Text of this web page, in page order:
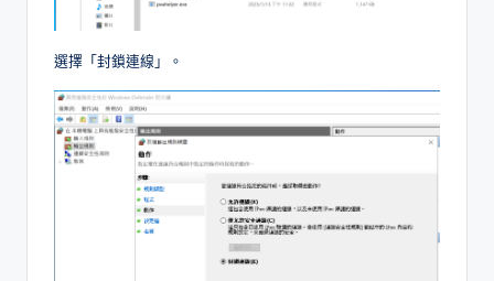
選擇「封鎖連線」。